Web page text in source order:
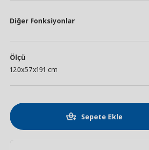
Diğer Fonksiyonlar
Ölçü
120x57x191 cm
Sepete Ekle